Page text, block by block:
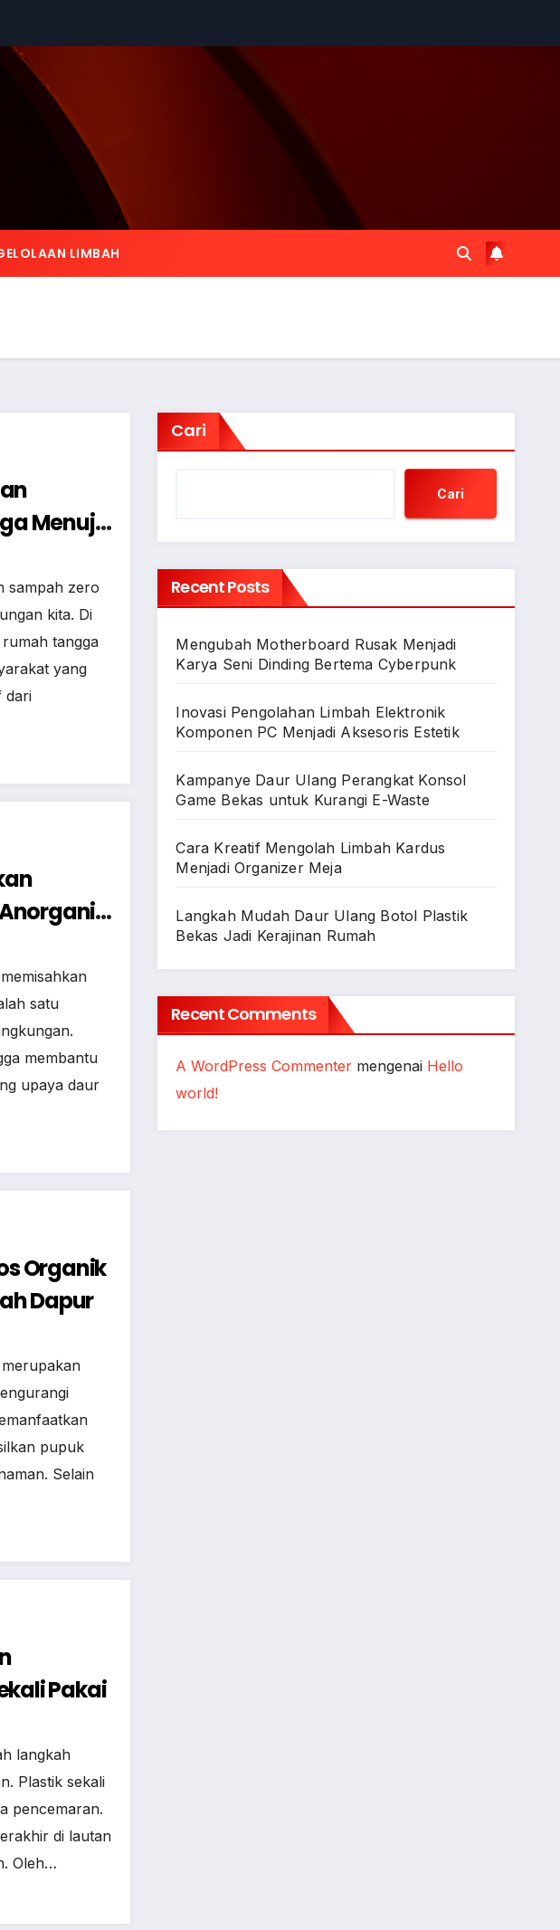
LIMBAH
Menuju
sampah zero
kita. Di
tangga
yang
dari
satu
membantu
upaya daur
Organik
Dapur
pupuk
Selain
Pakai
langkah
Plastik sekali
pencemaran.
di lautan
Oleh…
Cari
Cari
Recent Posts
Mengubah Motherboard Rusak Menjadi
Karya Seni Dinding Bertema Cyberpunk
Inovasi Pengolahan Limbah Elektronik
Komponen PC Menjadi Aksesoris Estetik
Kampanye Daur Ulang Perangkat Konsol
Game Bekas untuk Kurangi E-Waste
Cara Kreatif Mengolah Limbah Kardus
Menjadi Organizer Meja
Langkah Mudah Daur Ulang Botol Plastik
Bekas Jadi Kerajinan Rumah
Recent Comments
A WordPress Commenter mengenai Hello
world!